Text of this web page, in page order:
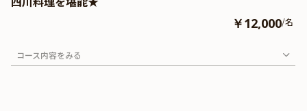
￥12,000/名
コース内容をみる